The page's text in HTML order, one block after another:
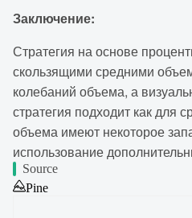
Заключение:
Стратегия на основе
скользящими средними
колебаний объема, а
стратегия подходит как для
объема имеют некоторое
использование
Source
Pine